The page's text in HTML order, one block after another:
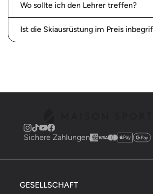
Beate G.
Alexandra W.
Skifahren ,Sainte Foy
ermutigend und unterhaltsam.
Stunden mit
Wo sollte ich den Lehrer treffen?
Ist die Skiausrüstung im Preis
Sichere Zahlungen
GESELLSCHAFT